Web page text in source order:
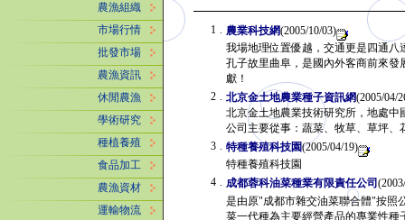
農漁組織
市場行情
批發市場
農漁資訊
休閒農漁
學術研究
種植養殖
食品加工
農漁資材
運輸物流
1 . 農業科技網(2005/10/03)
我場地理位置優越，交通更是四通八
孔子故里曲阜，是國內外客商前來
獻！
2 . 北京金土地農業種子資訊網(2005/
北京金土地農業技術研究所，地處
公司主要從事：蔬菜、牧草、草坪
3 . 特種養殖科技園(2005/04/19)
特種養殖科技園
4 . 成都蓉科油菜種業有限責任公司
是由原"成都市雜交油菜聯合體"按照
菜一代種為主要經營產品的專業性